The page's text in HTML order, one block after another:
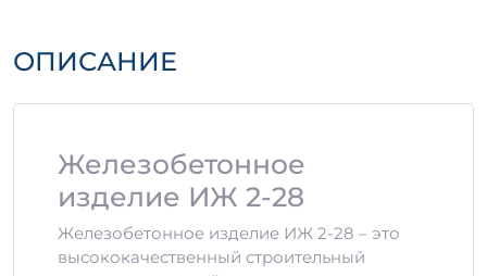
ОПИСАНИЕ
Железобетонное
изделие ИЖ 2-28
Железобетонное изделие ИЖ 2-28 – это
высококачественный строительный